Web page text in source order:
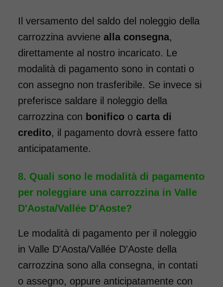
necessità, a seguito di un
intervento, di tenere la gamba
sollevata. Il noleggio minimo è
di 7 giorni a partire da 96 euro.
Consegniamo a domicilio in
tutta Italia, contattaci per
maggiori informazioni.
COSTO NOLEGGIO
da 96,00€
SCHEDA COMPLETA
Noleggio Carrozzina
pieghevole transito - Con
reggigambe - Seduta 46
cm
Il versamento del saldo del noleggio della
carrozzina avviene alla consegna,
direttamente al nostro incaricato. Le
modalità di pagamento sono in contati o
con assegno non trasferibile. Se invece si
preferisce saldare il noleggio della
carrozzina con bonifico o carta di
credito, il pagamento dovrà essere fatto
anticipatamente.
Quali sono le modalità di pagamento
per noleggiare una carrozzina in Valle
D'Aosta/Vallée D'Aoste?
Le modalità di pagamento per il noleggio
in Valle D'Aosta/Vallée D'Aoste della
carrozzina sono alla consegna, in contati
o assegno, oppure anticipatamente con